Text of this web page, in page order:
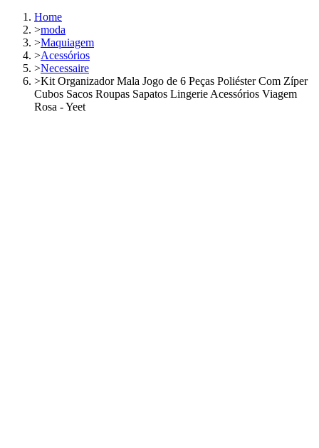
Home
>moda
>Maquiagem
>Acessórios
>Necessaire
>Kit Organizador Mala Jogo de 6 Peças Poliéster Com Zíper
Cubos Sacos Roupas Sapatos Lingerie Acessórios Viagem
Rosa - Yeet